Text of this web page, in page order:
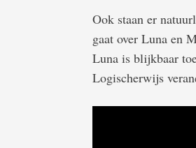
Ook staan er
gaat over Luna en
Luna is blijkbaar
Logischerwijs